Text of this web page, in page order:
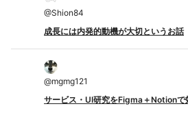
@Shion84
成長には内発的動機が大切というお話
@mgmg121
サービス・UI研究をFigma＋Notionで